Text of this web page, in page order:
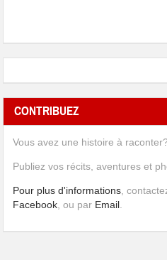
CONTRIBUEZ
Vous avez une histoire à
Publiez vos récits, aventures et
Pour plus d'informations ,
Facebook , ou par Email